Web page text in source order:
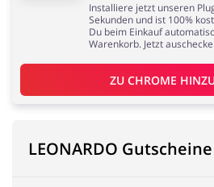
Bücher, Medien, Software
& Games
Installiere jetzt unseren
Sekunden und ist 100%
Du beim Einkauf
Warenkorb. Jetzt
ZU CHROME
LEONARDO Gutscheine